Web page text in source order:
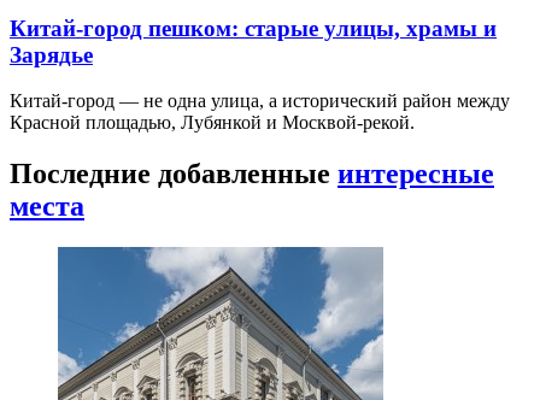
Китай-город пешком: старые улицы, храмы и
Зарядье
Китай-город — не одна улица, а исторический район между
Красной площадью, Лубянкой и Москвой-рекой.
Последние добавленные интересные
места